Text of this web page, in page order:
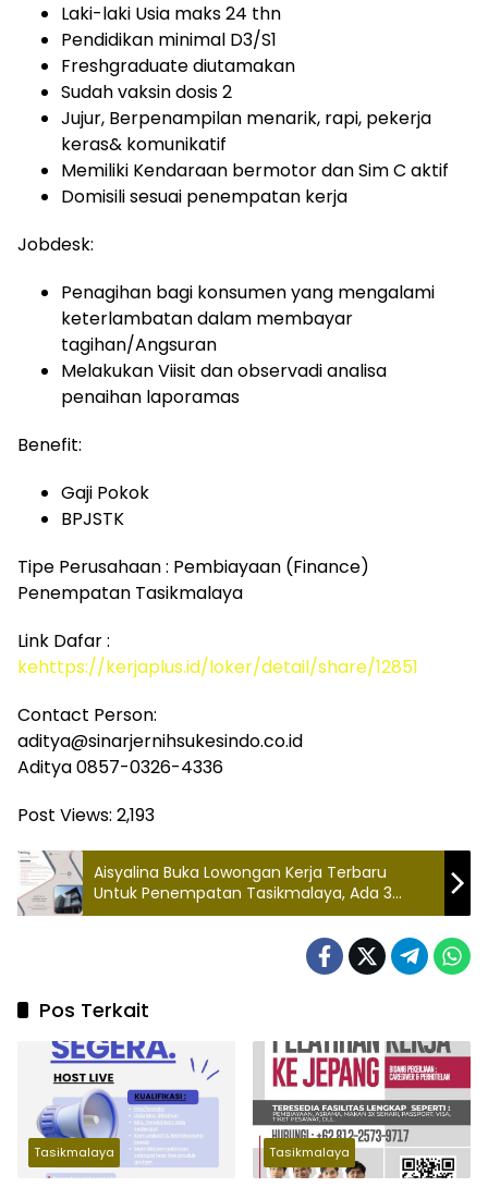
Laki-laki Usia maks 24 thn
Pendidikan minimal D3/S1
Freshgraduate diutamakan
Sudah vaksin dosis 2
Jujur, Berpenampilan menarik, rapi, pekerja
keras& komunikatif
Memiliki Kendaraan bermotor dan Sim C aktif
Domisili sesuai penempatan kerja
Jobdesk:
Penagihan bagi konsumen yang mengalami
keterlambatan dalam membayar
tagihan/Angsuran
Melakukan Viisit dan observadi analisa
penaihan laporamas
Benefit:
Gaji Pokok
BPJSTK
Tipe Perusahaan : Pembiayaan (Finance)
Penempatan Tasikmalaya
Link Dafar :
kehttps://kerjaplus.id/loker/detail/share/12851
Contact Person:
aditya@sinarjernihsukesindo.co.id
Aditya 0857-0326-4336
Post Views: 2,193
Aisyalina Buka Lowongan Kerja Terbaru
Untuk Penempatan Tasikmalaya, Ada 3
Posisi Menarik!
Pos Terkait
Tasikmalaya Tasikmalaya